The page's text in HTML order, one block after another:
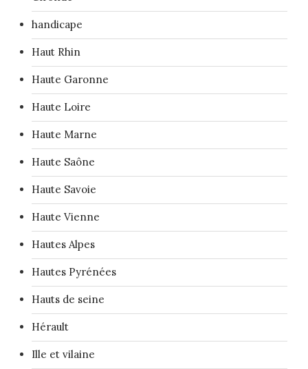
handicape
Haut Rhin
Haute Garonne
Haute Loire
Haute Marne
Haute Saône
Haute Savoie
Haute Vienne
Hautes Alpes
Hautes Pyrénées
Hauts de seine
Hérault
Ille et vilaine